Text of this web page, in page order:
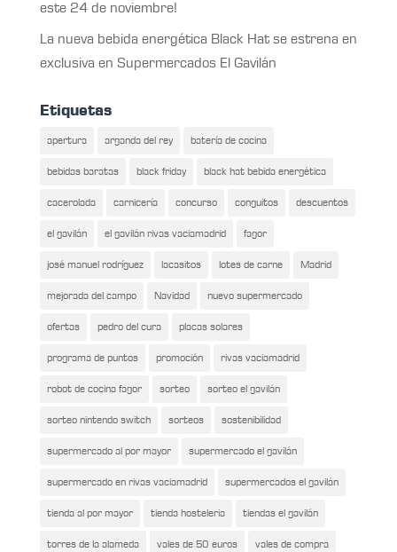
este 24 de noviembre!
La nueva bebida energética Black Hat se estrena en
exclusiva en Supermercados El Gavilán
Etiquetas
apertura arganda del rey batería de cocina
bebidas baratas black friday black hat bebida energética
cacerolada carnicería concurso conguitos descuentos
el gavilán el gavilán rivas vaciamadrid fagor
josé manuel rodríguez lacasitos lotes de carne Madrid
mejorada del campo Navidad nuevo supermercado
ofertas pedro del cura placas solares
programa de puntos promoción rivas vaciamadrid
robot de cocina fagor sorteo sorteo el gavilán
sorteo nintendo switch sorteos sostenibilidad
supermercado al por mayor supermercado el gavilán
supermercado en rivas vaciamadrid supermercados el gavilán
tienda al por mayor tienda hosteleria tiendas el gavilán
torres de la alameda vales de 50 euros vales de compra